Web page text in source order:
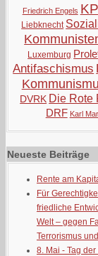
Friedrich Engels
Liebknecht
Luxemburg
Antifaschismus
DVRK Die Rote
DRF Karl
Neueste Beiträge
Rente am
Für
friedliche
Welt – gegen
Terrorismus
8. Mai - Tag